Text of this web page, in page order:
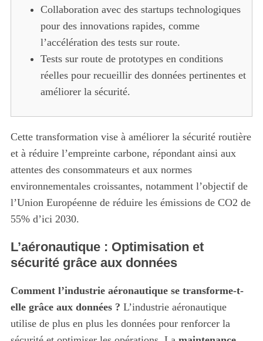
Collaboration avec des startups technologiques
pour des innovations rapides, comme
l’accélération des tests sur route.
Tests sur route de prototypes en conditions
réelles pour recueillir des données pertinentes et
améliorer la sécurité.
Cette transformation vise à améliorer la sécurité routière
et à réduire l’empreinte carbone, répondant ainsi aux
attentes des consommateurs et aux normes
environnementales croissantes, notamment l’objectif de
l’Union Européenne de réduire les émissions de CO2 de
55% d’ici 2030.
L’aéronautique : Optimisation et
sécurité grâce aux données
Comment l’industrie aéronautique se transforme-t-
elle grâce aux données ? L’industrie aéronautique
utilise de plus en plus les données pour renforcer la